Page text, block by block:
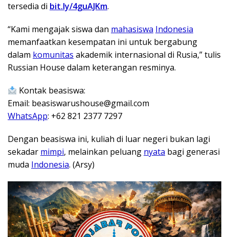
tersedia di bit.ly/4guAJKm.
“Kami mengajak siswa dan mahasiswa Indonesia
memanfaatkan kesempatan ini untuk bergabung
dalam komunitas akademik internasional di Rusia,” tulis
Russian House dalam keterangan resminya.
Kontak beasiswa:
Email: beasiswarushouse@gmail.com
WhatsApp: +62 821 2377 7297
Dengan beasiswa ini, kuliah di luar negeri bukan lagi
sekadar mimpi, melainkan peluang nyata bagi generasi
muda Indonesia. (Arsy)